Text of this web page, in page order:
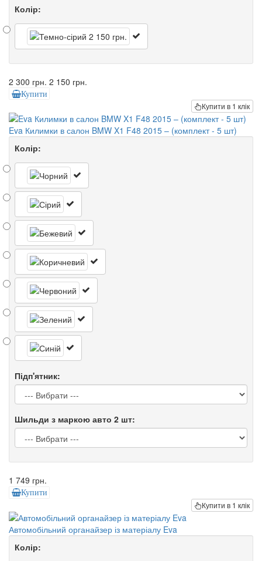
Колір:
2 300 грн. 2 150 грн.
Купити
Купити в 1 клік
Eva Килимки в салон BMW X1 F48 2015 – (комплект - 5 шт)
Колір:
Підп'ятник:
Шильди з маркою авто 2 шт:
1 749 грн.
Купити
Купити в 1 клік
Автомобільний органайзер із матеріалу Eva
Колір: